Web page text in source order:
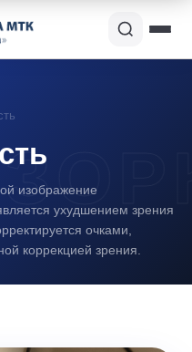
изображение
ухудшением зрения
очками,
коррекцией зрения.